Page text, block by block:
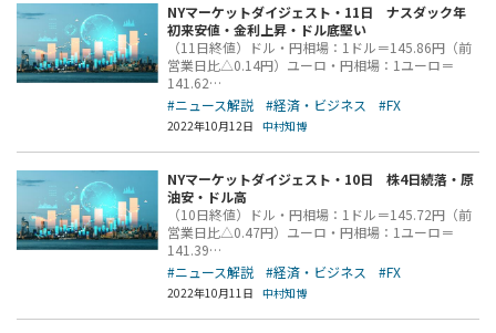
NYマーケットダイジェスト・11日 ナスダック年
初来安値・金利上昇・ドル底堅い
（11日終値）ドル・円相場：1ドル＝145.86円（前
営業日比△0.14円）ユーロ・円相場：1ユーロ＝
141.62…
#ニュース解説
#経済・ビジネス #FX
2022年10月12日 中村知博
NYマーケットダイジェスト・10日 株4日続落・原
油安・ドル高
（10日終値）ドル・円相場：1ドル＝145.72円（前
営業日比△0.47円）ユーロ・円相場：1ユーロ＝
141.39…
#ニュース解説
#経済・ビジネス #FX
2022年10月11日 中村知博